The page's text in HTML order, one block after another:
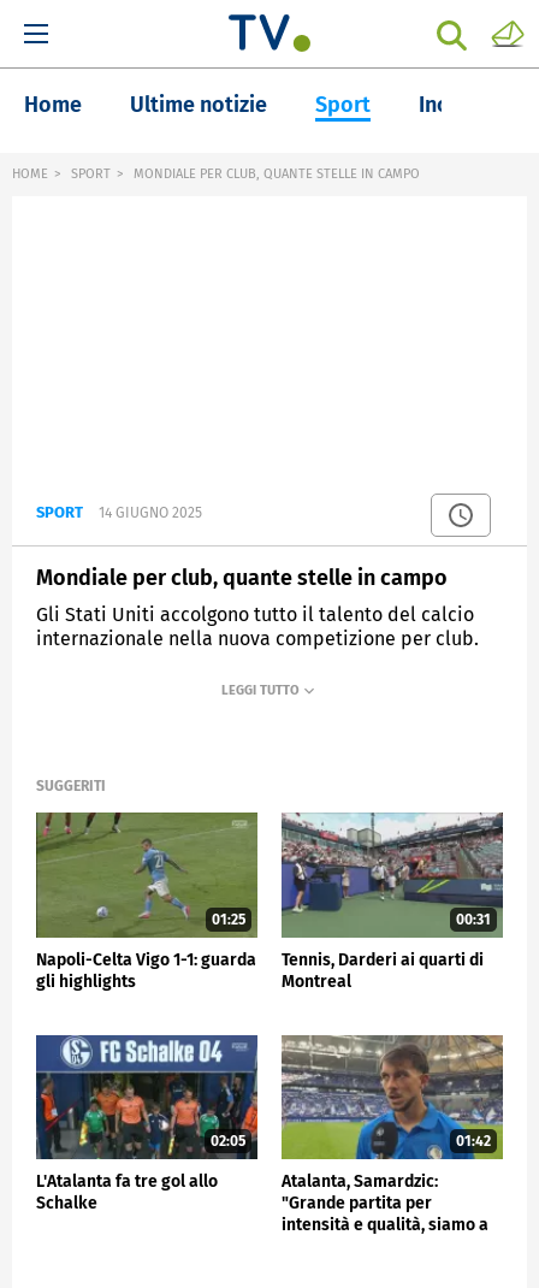
Home Ultime notizie Sport Inchieste
HOME SPORT MONDIALE PER CLUB, QUANTE STELLE IN CAMPO
SPORT 14 GIUGNO 2025
Mondiale per club, quante stelle in campo
Gli Stati Uniti accolgono tutto il talento del calcio
internazionale nella nuova competizione per club.
SPORTMEDIASET
SUGGERITI
01:25
Napoli-Celta Vigo 1-1: guarda
gli highlights
00:31
Tennis, Darderi ai quarti di
Montreal
02:05
L'Atalanta fa tre gol allo
Schalke
01:42
Atalanta, Samardzic:
"Grande partita per
intensità e qualità, siamo a